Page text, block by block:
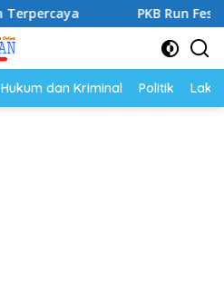
PKB Run Festival 5K
Hukum dan Kriminal Politik